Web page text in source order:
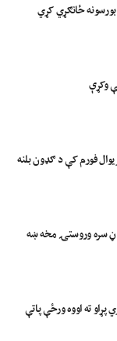
بورسونه ځانګړي کړي
وکړې
فورم کې د ګډون بلنه
سره وروستۍ مخه ښه
پړاو ته اووه ورځې پاتې